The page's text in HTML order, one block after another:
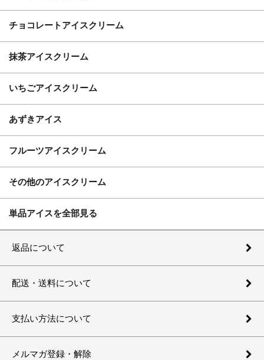
チョコレートアイスクリーム
抹茶アイスクリーム
いちごアイスクリーム
あずきアイス
フルーツアイスクリーム
その他のアイスクリーム
単品アイスを全部見る
返品について
配送・送料について
支払い方法について
メルマガ登録・解除